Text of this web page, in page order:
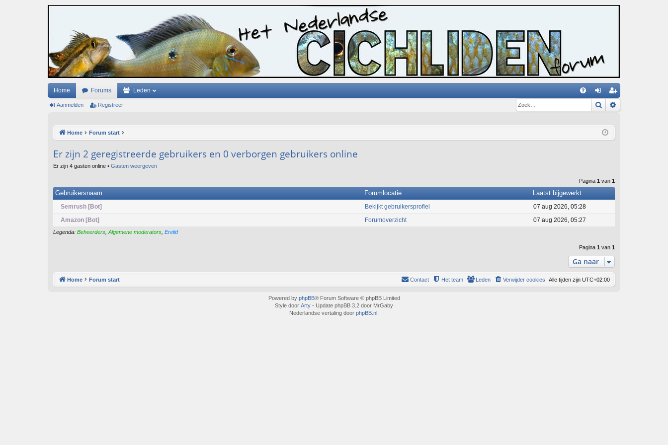
Home Forums Leden
an eg
Aanmelden Registreer Zoek
Home Forum start
Er zijn 2 geregistreerde gebruikers en 0 verborgen gebruikers online
Er zijn 4 gasten online • Gasten weergeven
Pagina 1 van 1
Gebruikersnaam Forumlocatie Laatst bijgewerkt
Semrush [Bot] Bekijkt gebruikersprofiel
07 aug 2026, 05:28
Amazon [Bot]
Forumoverzicht 07 aug 2026, 05:27
Legenda: Beheerders,Algemene moderators, Erelid
Pagina 1 van 1
Ga naar
Home Forum start Alle tijden zijn UTC+02:00
Verwijder cookies
Leden
Het team
Contact
Powered by phpBB® Forum Software © phpBB Limited
Style door Arty - Update phpBB 3.2 door MrGaby
Nederlandse vertaling door phpBB.nl